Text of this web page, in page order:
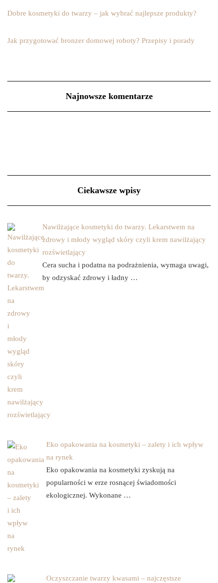
Dobre kosmetyki do twarzy – jak wybrać najlepsze produkty?
Jak przygotować bronzer domowej roboty? Przepisy i porady
Najnowsze komentarze
Ciekawsze wpisy
Nawilżające kosmetyki do twarzy. Lekarstwem na
zdrowy i młody wygląd skóry czyli krem nawilżający
rozświetlający
Cera sucha i podatna na podrażnienia, wymaga uwagi,
by odzyskać zdrowy i ładny …
Eko opakowania na kosmetyki – zalety i ich wpływ
na rynek
Eko opakowania na kosmetyki zyskują na
popularności w erze rosnącej świadomości
ekologicznej. Wykonane …
Oczyszczanie twarzy kwasami – najczęstsze